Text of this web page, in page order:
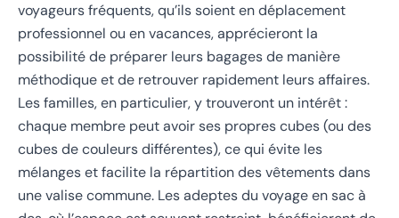
voyageurs fréquents, qu’ils soient en déplacement
professionnel ou en vacances, apprécieront la
possibilité de préparer leurs bagages de manière
méthodique et de retrouver rapidement leurs affaires.
Les familles, en particulier, y trouveront un intérêt :
chaque membre peut avoir ses propres cubes (ou des
cubes de couleurs différentes), ce qui évite les
mélanges et facilite la répartition des vêtements dans
une valise commune. Les adeptes du voyage en sac à